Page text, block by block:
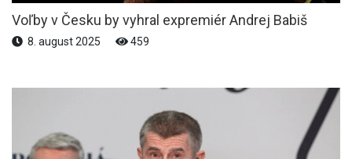
Voľby v Česku by vyhral expremiér Andrej Babiš
8. august 2025 459